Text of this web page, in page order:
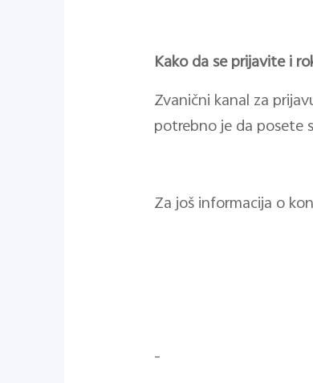
Kako da se prijavite i
Zvanični kanal za
potrebno je da posete
Za još informacija o
-